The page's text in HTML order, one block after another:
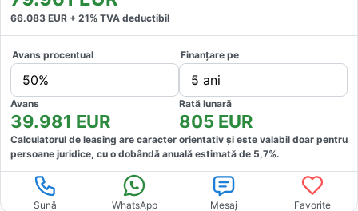
66.083 EUR + 21% TVA deductibil
Avans procentual
50%
Finanțare pe
5 ani
Avans
39.981 EUR
Rată lunară
805 EUR
Calculatorul de leasing are caracter orientativ și este valabil doar pentru
persoane juridice, cu o dobândă anuală estimată de 5,7%.
Sună WhatsApp Mesaj
Favorite